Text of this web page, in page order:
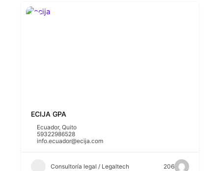
ECIJA GPA
Ecuador,Quito
59322986528
info.ecuador@ecija.com
Consultoría legal / Legaltech 206